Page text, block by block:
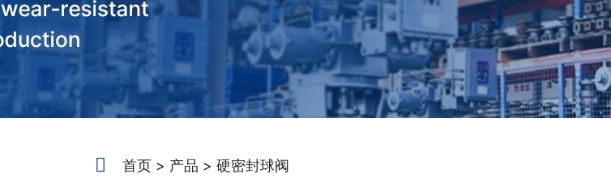
首页 产品 硬密封球阀